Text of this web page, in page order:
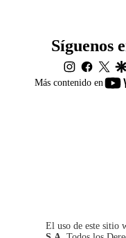
Más contenido en
Síguenos
instagram
El uso de este sitio